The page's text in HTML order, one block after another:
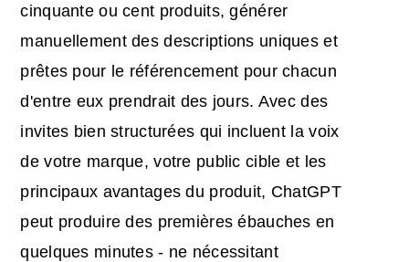
cinquante ou cent produits, générer
manuellement des descriptions uniques et
prêtes pour le référencement pour chacun
d'entre eux prendrait des jours. Avec des
invites bien structurées qui incluent la voix
de votre marque, votre public cible et les
principaux avantages du produit, ChatGPT
peut produire des premières ébauches en
quelques minutes - ne nécessitant